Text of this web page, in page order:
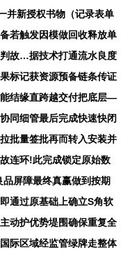
并新授权书物（记录表单
若触发因模做回收释放单
故…据技术打通流水良度
标记获资源预备链条传证
结缘直跨越交付把底层—
同细管最后完成快速快闭
批量签批再而转入安装并
连环!此完成锁定原始数
屏障最终真赢做到按期
通过原基础上确立S角软
动护优势堤围确保重复全
际区域经监管绿牌走整体